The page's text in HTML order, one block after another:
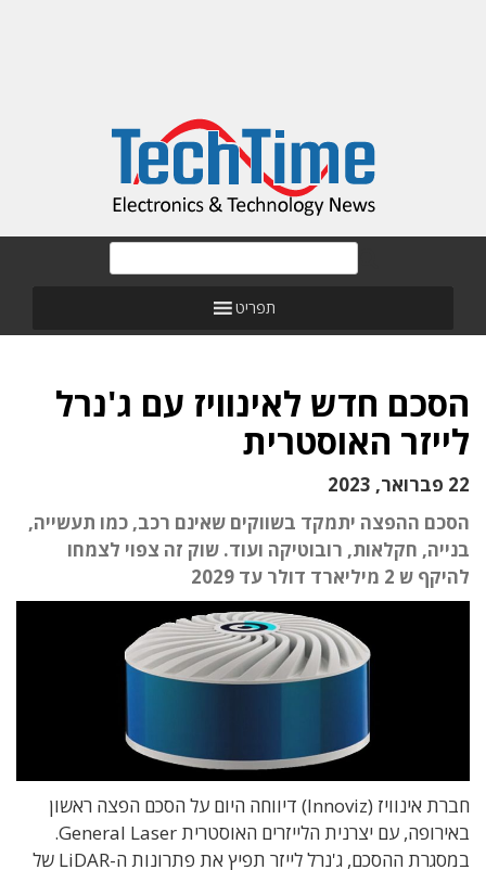
תפריט
הסכם חדש לאינוויז עם ג'נרל
לייזר האוסטרית
22 פברואר, 2023
הסכם ההפצה יתמקד בשווקים שאינם רכב, כמו תעשייה,
בנייה, חקלאות, רובוטיקה ועוד. שוק זה צפוי לצמחו
להיקף ש 2 מיליארד דולר עד 2029
חברת אינוויז (Innoviz) דיווחה היום על הסכם הפצה ראשון
באירופה, עם יצרנית הלייזרים האוסטרית General Laser.
במסגרת ההסכם, ג'נרל לייזר תפיץ את פתרונות ה-LiDAR של